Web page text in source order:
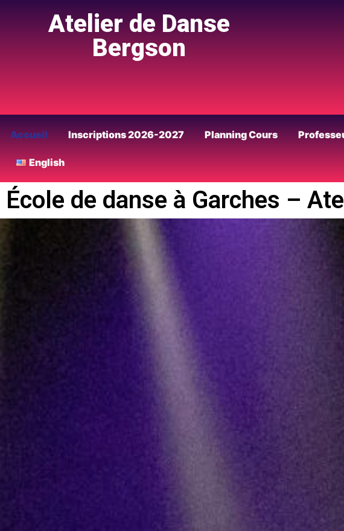
Atelier de Danse
Bergson
Accueil Inscriptions 2026-2027 Planning Cours
English
École de danse à Garches –